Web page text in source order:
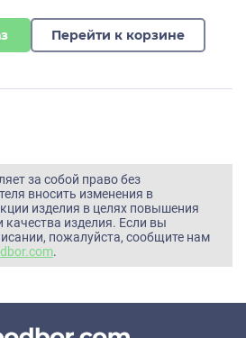
Перейти к корзине
за собой право без
вносить изменения в
изделия в целях повышения
качества изделия. Если вы
пожалуйста, сообщите нам
.